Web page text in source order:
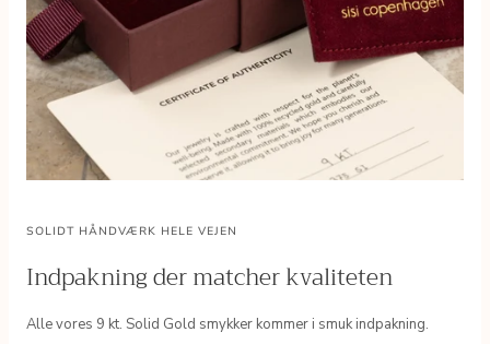
SOLIDT HÅNDVÆRK HELE VEJEN
Indpakning der matcher kvaliteten
Alle vores 9 kt. Solid Gold smykker kommer i smuk indpakning.